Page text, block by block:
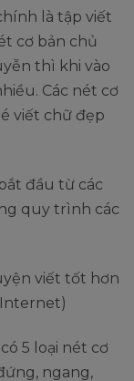
là tập viết
cơ bản chủ
thì khi vào
Các nét cơ
viết chữ đẹp
đầu từ các
quy trình các
5 loại nét cơ
ngang,